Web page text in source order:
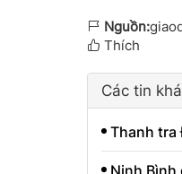
Nguồn:
Thích
Các tin
Thanh tra
Ninh Bình